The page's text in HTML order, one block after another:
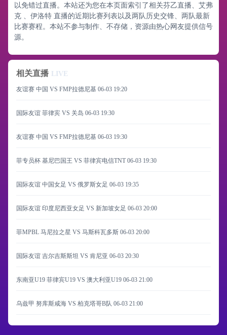
以免错过直播。本站还为您在本页面索引了相关芬乙直播、艾弗
克 、伊洛特 直播的近期比赛列表以及两队历史交锋、两队最新
比赛赛程。本站不参与制作、不存储，资源由热心网友提供信号
源。
相关直播 LIVE
友谊赛 中国 VS FMP拉德尼基 06-03 19:20
国际友谊 菲律宾 VS 关岛 06-03 19:30
友谊赛 中国 VS FMP拉德尼基 06-03 19:30
菲专员杯 基尼巴国王 VS 菲律宾电信TNT 06-03 19:30
国际友谊 中国女足 VS 俄罗斯女足 06-03 19:35
国际友谊 印度尼西亚女足 VS 新加坡女足 06-03 20:00
菲MPBL 马尼拉之星 VS 马斯科瓦多斯 06-03 20:00
国际友谊 吉尔吉斯斯坦 VS 肯尼亚 06-03 20:30
东南亚U19 菲律宾U19 VS 澳大利亚U19 06-03 21:00
乌兹甲 努库斯咸海 VS 柏克塔哥B队 06-03 21:00